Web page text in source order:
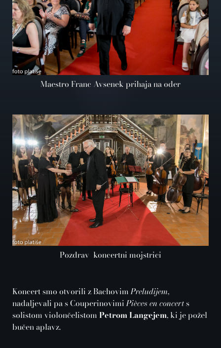
Maestro Franc Avsenek prihaja na oder
Pozdrav koncertni mojstrici
Koncert smo otvorili z BachovimPreludijem,
nadaljevali pa s CouperinovimiPièces en concerts
solistom violončelistom Petrom Langejem, ki je požel
bučen aplavz.